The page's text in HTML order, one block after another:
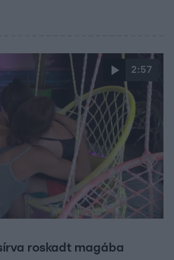
2:57
roskadt magába